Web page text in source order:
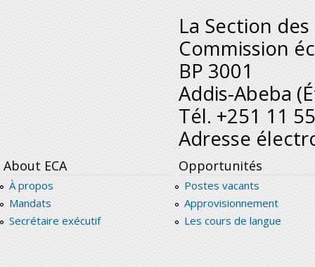
La Section
Commission
BP 3001
Addis-Abeba
Tél. +251 11
Adresse
About ECA
À propos
Mandats
Secrétaire exécutif
Opportunités
Postes vacants
Approvisionnement
Les cours de langue